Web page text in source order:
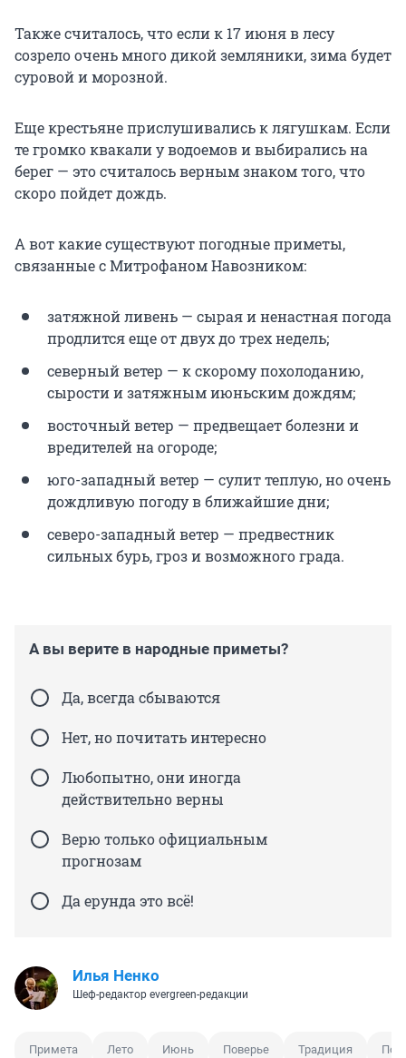
Также считалось, что если к 17 июня в лесу
созрело очень много дикой земляники, зима будет
суровой и морозной.
Еще крестьяне прислушивались к лягушкам. Если
те громко квакали у водоемов и выбирались на
берег — это считалось верным знаком того, что
скоро пойдет дождь.
А вот какие существуют погодные приметы,
связанные с Митрофаном Навозником:
затяжной ливень — сырая и ненастная погода
продлится еще от двух до трех недель;
северный ветер — к скорому похолоданию,
сырости и затяжным июньским дождям;
восточный ветер — предвещает болезни и
вредителей на огороде;
юго-западный ветер — сулит теплую, но очень
дождливую погоду в ближайшие дни;
северо-западный ветер — предвестник
сильных бурь, гроз и возможного града.
А вы верите в народные приметы?
Да, всегда сбываются
Нет, но почитать интересно
Любопытно, они иногда
действительно верны
Верю только официальным
прогнозам
Да ерунда это всё!
Илья Ненко
Шеф-редактор evergreen-редакции
Примета Лето Июнь Поверье Традиция